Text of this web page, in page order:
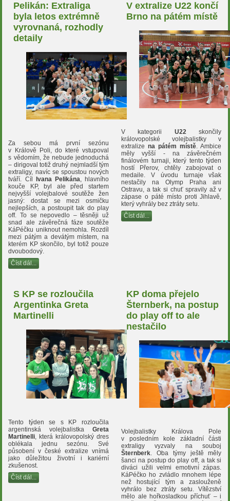
Pelikán: Extraliga
byla letos extrémně
vyrovnaná, rozhodly
detaily
Za sebou má první sezónu
v Králově Poli, do které vstupoval
s vědomím, že nebude jednoduchá
– dirigoval totiž druhý nejmladší tým
extraligy, navíc se spoustou nových
tváří. Cíl Ivana Pelikána , hlavního
kouče KP, byl ale před startem
nejvyšší volejbalové soutěže žen
jasný: dostat se mezi osmičku
nejlepších, a postoupit tak do play
off. To se nepovedlo – těsněji už
snad ale závěrečná fáze soutěže
KáPéčku uniknout nemohla. Rozdíl
mezi pátým a devátým místem, na
kterém KP skončilo, byl totiž pouze
dvoubodový.
Číst dál...
V extralize U22 končí
Brno na pátém místě
V kategorii U22skončily
královopolské volejbalistky v
extralizena pátém místě. Ambice
měly vyšší - na závěrečném
finálovém turnaji, který tento týden
hostí Přerov, chtěly zabojovat o
medaile. V úvodu turnaje však
nestačily na Olymp Praha ani
Ostravu, a tak si chuť spravily až v
zápase o páté místo proti Jihlavě,
který vyhrály bez ztráty setu.
Číst dál...
S KP se rozloučila
Argentinka Greta
Martinelli
Tento týden se s KP rozloučila
argentinská volejbalistka Greta
Martinelli, která královopolský dres
oblékala jednu sezónu. Své
působení v české extralize vnímá
jako důležitou životní i kariérní
zkušenost.
Číst dál...
KP doma přejelo
Šternberk, na postup
do play off to ale
nestačilo
Volejbalistky Králova Pole
v posledním kole základní části
extraligy vyzvaly na souboj
Šternberk. Oba týmy ještě měly
šanci na postup do play off, a tak si
diváci užili velmi emotivní zápas.
KáPéčko ho zvládlo mnohem lépe
než hostující tým a zaslouženě
vyhrálo bez ztráty setu. Vítězství
mělo ale hořkosladkou příchuť – i